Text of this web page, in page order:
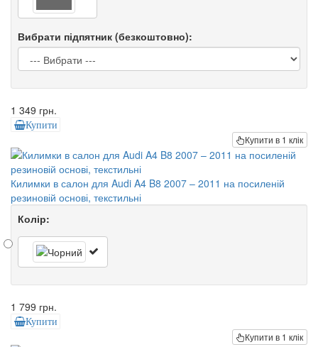
Вибрати підпятник (безкоштовно):
1 349 грн.
Купити
Купити в 1 клік
Килимки в салон для Audi A4 B8 2007 – 2011 на посиленій
резиновій основі, текстильні
Колір:
1 799 грн.
Купити
Купити в 1 клік